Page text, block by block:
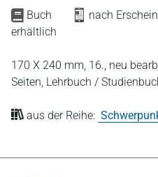
Buch
nach
erhältlich
170 X 240 mm, 16., neu
Seiten, Lehrbuch /
aus der Reihe: